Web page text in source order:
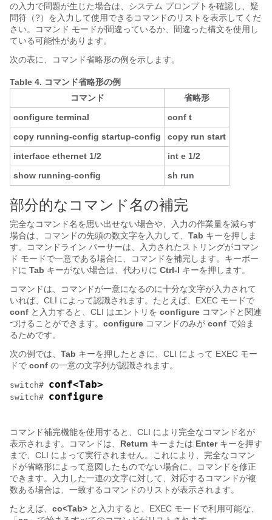
の入力で問題が生じた場合は、システム プロンプトを確認し、疑
問符（?）を入力して使用できるコマンドのリストを表示してくだ
さい。コマンド モードが間違っているか、間違った構文を使用し
ている可能性があります。
次の表に、コマンド省略形の例を示します。
Table 4. コマンド省略形の例
コマンド
省略形
configure terminal
conf t
copy running-config startup-config
copy run start
interface ethernet 1/2
int e 1/2
show running-config
sh run
部分的なコマンド名の補完
完全なコマンド名を思い出せない場合や、入力の作業量を減らす
場合は、コマンドの先頭の数文字を入力して、 Tab キーを押しま
す。コマンドライン パーサーは、入力されたストリングがコマン
ド モードで一意である場合に、コマンドを補完します。キーボー
ドに Tab キーがない場合は、代わりに Ctrl-I キーを押します。
コマンドは、コマンドが一意になるのに十分な文字が入力されて
いれば、CLI によって認識されます。たとえば、EXEC モードで
conf と入力すると、CLI はエントリを configure コマンドと関連
づけることができます。 configure コマンドのみが conf で始ま
るためです。
次の例では、 Tab キーを押したときに、CLI によって EXEC モー
ドで conf の一意の文字列が認識されます。
switch# conf<Tab>
switch# configure
コマンド補完機能を使用すると、CLI により完全なコマンド名が
表示されます。コマンドは、 Return キーまたは Enterキーを押す
まで、CLI によって実行されません。これにより、完全なコマン
ドが省略形によって意図したものでない場合に、コマンドを修正
できます。入力した一連の文字に対して、対応するコマンドが複
数ある場合は、一致するコマンドのリストが表示されます。
たとえば、 co<Tab> と入力すると、EXEC モードで利用可能な、